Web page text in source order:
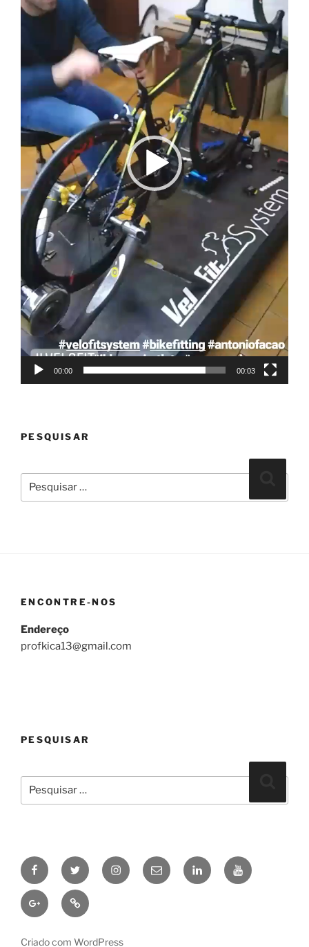
00:00 00:03
PESQUISAR
Pesquisar
por:
ENCONTRE-NOS
Endereço
profkica13@gmail.com
PESQUISAR
Pesquisar
por:
FacebookTwitter InstagramEmail linkedin Youtube
Google+Pinterest
Criado com WordPress